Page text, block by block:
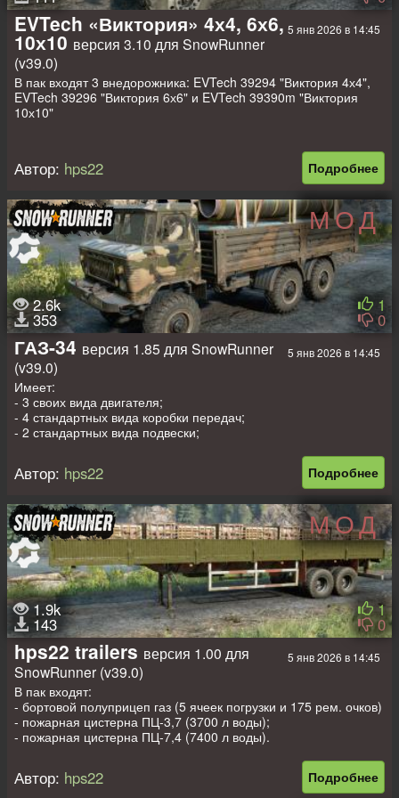
- прописаны стандартные прицепы от скаутов.
Для использования мода необходимо DLC "Land Rover Dual
Pack".
5 янв 2026 в 14:45
EVTech «Виктория» 4х4, 6х6,
10х10 версия 3.10 для SnowRunner
(v39.0)
В пак входят 3 внедорожника: EVTech 39294 "Виктория 4х4",
EVTech 39296 "Виктория 6х6" и EVTech 39390m "Виктория
10х10"
- 4 стандартных вида коробки передач;
- 9/9/6 своих пар сменных колёс;
- 6 своих видов лебёдки;
- 1 стандартную запаску;
- 1 стандартных вида шноркеля
- 1/1/2 стандартных аддона;
- своё навесное оборудование;
- свои текстуры;
Прописаны стандартные прицепы.
Подробнее
Автор: hps22
МОД
2.6k
353
1
0
5 янв 2026 в 14:45
ГАЗ-34 версия 1.85 для SnowRunner
(v39.0)
Имеет:
- 3 своих вида двигателя;
- 4 стандартных вида коробки передач;
- 2 стандартных вида подвески;
- 2 стандартных вида шноркеля;
- свои диски и навесное оборудование;
- свои текстуры.
Прописаны стандартные прицепы и полуприцепы.
Подробнее
Автор: hps22
МОД
1.9k
143
1
0
5 янв 2026 в 14:45
hps22 trailers версия 1.00 для
SnowRunner (v39.0)
В пак входят:
- бортовой полуприцеп газ (5 ячеек погрузки и 175 рем. очков)
- пожарная цистерна ПЦ-3,7 (3700 л воды);
- пожарная цистерна ПЦ-7,4 (7400 л воды).
Подробнее
Автор: hps22